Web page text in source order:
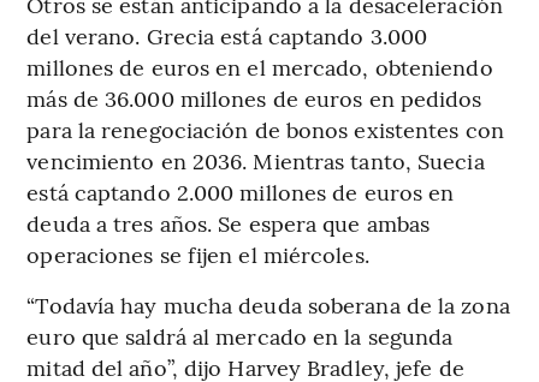
del verano. Grecia está captando 3.000
millones de euros en el mercado, obteniendo
más de 36.000 millones de euros en pedidos
para la renegociación de bonos existentes con
vencimiento en 2036. Mientras tanto, Suecia
está captando 2.000 millones de euros en
deuda a tres años. Se espera que ambas
operaciones se fijen el miércoles.
“Todavía hay mucha deuda soberana de la zona
euro que saldrá al mercado en la segunda
mitad del año”, dijo Harvey Bradley, jefe de